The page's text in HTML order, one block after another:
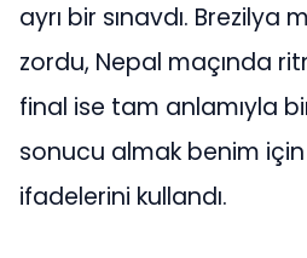
ayrı bir sınavdı. Brezilya
zordu, Nepal maçında
final ise tam anlamıyla
sonucu almak benim
ifadelerini kullandı.